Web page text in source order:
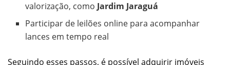
valorização, como Jardim Jaraguá
Participar de leilões online para acompanhar
lances em tempo real
Seguindo esses passos, é possível adquirir imóveis